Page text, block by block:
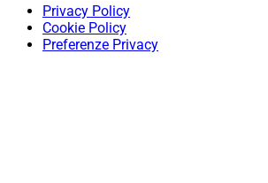
Privacy Policy
Cookie Policy
Preferenze Privacy